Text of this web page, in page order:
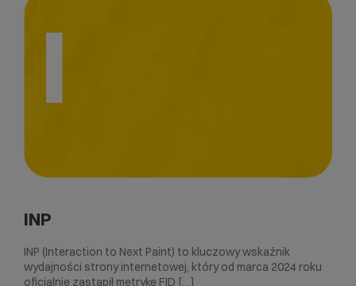
I
INP
INP (Interaction to Next Paint) to kluczowy wskaźnik
wydajności strony internetowej, który od marca 2024 roku
oficjalnie zastąpił metrykę FID […]